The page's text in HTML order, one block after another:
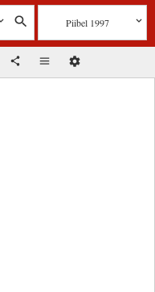
Piibel 1997